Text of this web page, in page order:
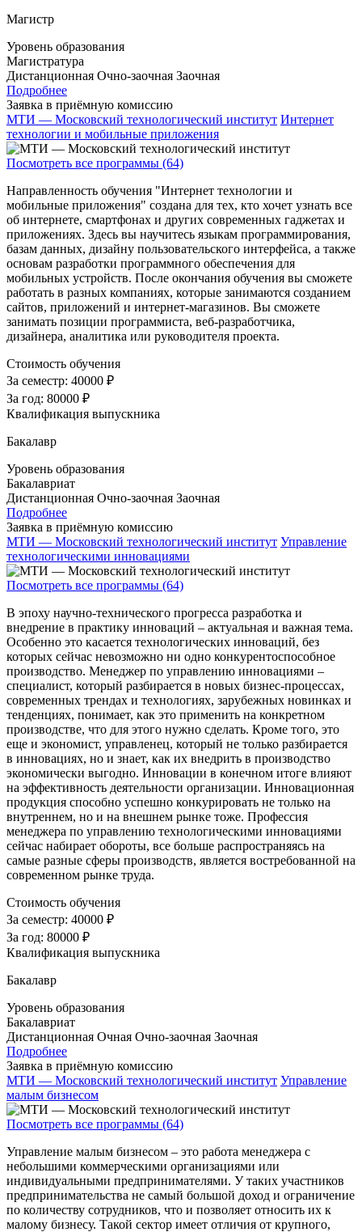
Магистр
Уровень образования
Магистратура
Дистанционная Очно-заочная Заочная
Подробнее
Заявка в приёмную комиссию
МТИ — Московский технологический институт Интернет
технологии и мобильные приложения
Посмотреть все программы (64)
Направленность обучения "Интернет технологии и
мобильные приложения" создана для тех, кто хочет узнать все
об интернете, смартфонах и других современных гаджетах и
приложениях. Здесь вы научитесь языкам программирования,
базам данных, дизайну пользовательского интерфейса, а также
основам разработки программного обеспечения для
мобильных устройств. После окончания обучения вы сможете
работать в разных компаниях, которые занимаются созданием
сайтов, приложений и интернет-магазинов. Вы сможете
занимать позиции программиста, веб-разработчика,
дизайнера, аналитика или руководителя проекта.
Стоимость обучения
За семестр: 40000 ₽
За год: 80000 ₽
Квалификация выпускника
Бакалавр
Уровень образования
Бакалавриат
Дистанционная Очно-заочная Заочная
Подробнее
Заявка в приёмную комиссию
МТИ — Московский технологический институт Управление
технологическими инновациями
Посмотреть все программы (64)
В эпоху научно-технического прогресса разработка и
внедрение в практику инноваций – актуальная и важная тема.
Особенно это касается технологических инноваций, без
которых сейчас невозможно ни одно конкурентоспособное
производство. Менеджер по управлению инновациями –
специалист, который разбирается в новых бизнес-процессах,
современных трендах и технологиях, зарубежных новинках и
тенденциях, понимает, как это применить на конкретном
производстве, что для этого нужно сделать. Кроме того, это
еще и экономист, управленец, который не только разбирается
в инновациях, но и знает, как их внедрить в производство
экономически выгодно. Инновации в конечном итоге влияют
на эффективность деятельности организации. Инновационная
продукция способно успешно конкурировать не только на
внутреннем, но и на внешнем рынке тоже. Профессия
менеджера по управлению технологическими инновациями
сейчас набирает обороты, все больше распространяясь на
самые разные сферы производств, является востребованной на
современном рынке труда.
Стоимость обучения
За семестр: 40000 ₽
За год: 80000 ₽
Квалификация выпускника
Бакалавр
Уровень образования
Бакалавриат
Дистанционная Очная Очно-заочная Заочная
Подробнее
Заявка в приёмную комиссию
МТИ — Московский технологический институт Управление
малым бизнесом
Посмотреть все программы (64)
Управление малым бизнесом – это работа менеджера с
небольшими коммерческими организациями или
индивидуальными предпринимателями. У таких участников
предпринимательства не самый большой доход и ограничение
по количеству сотрудников, что и позволяет относить их к
малому бизнесу. Такой сектор имеет отличия от крупного,